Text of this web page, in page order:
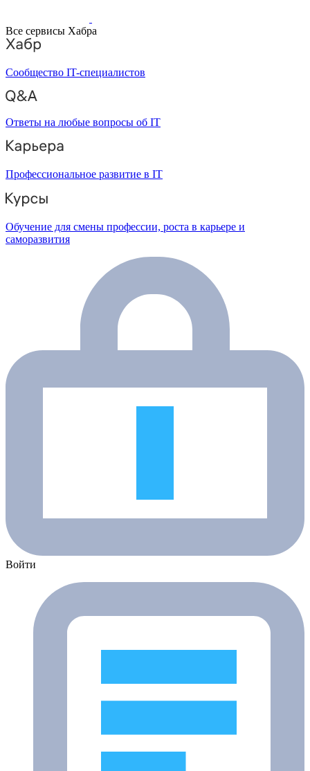
Все сервисы Хабра
Сообщество IT-специалистов
Ответы на любые вопросы об IT
Профессиональное развитие в IT
Обучение для смены профессии, роста в карьере и
саморазвития
Войти